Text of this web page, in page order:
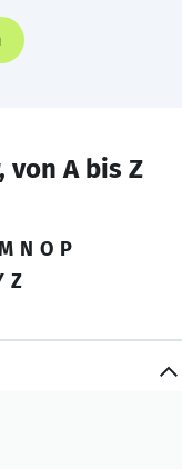
von A bis Z
N O P
Z